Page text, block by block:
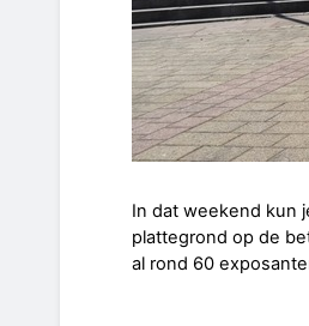
In dat weekend kun
plattegrond op de
al rond 60